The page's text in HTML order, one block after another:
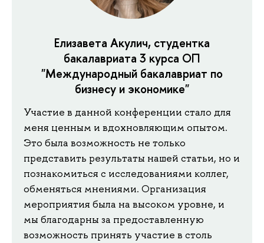
Елизавета Акулич, студентка
бакалавриата 3 курса ОП
"Международный бакалавриат по
бизнесу и экономике"
Участие в данной конференции стало для
меня ценным и вдохновляющим опытом.
Это была возможность не только
представить результаты нашей статьи, но и
познакомиться с исследованиями коллег,
обменяться мнениями. Организация
мероприятия была на высоком уровне, и
мы благодарны за предоставленную
возможность принять участие в столь